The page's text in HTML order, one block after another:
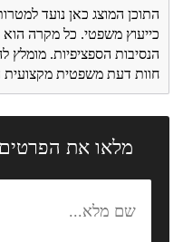
התוכן המוצג כאן נועד
כייעוץ משפטי. כל מקרה הוא
הנסיבות הספציפיות. מומלץ
חוות דעת משפטית
מלאו את